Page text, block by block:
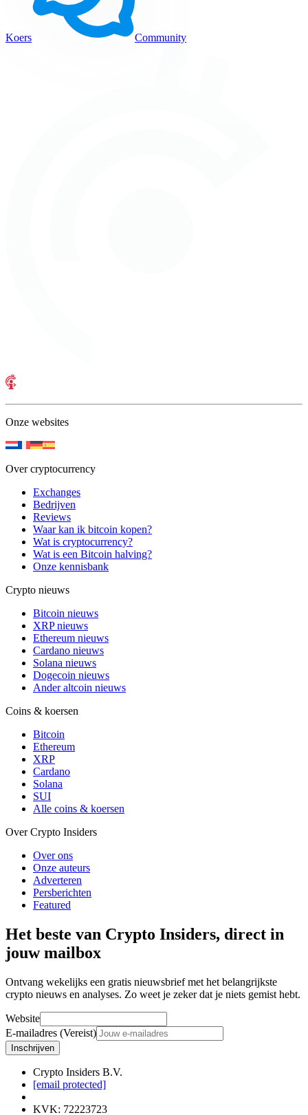
Koers Community
Onze websites
Over cryptocurrency
Exchanges
Bedrijven
Reviews
Waar kan ik bitcoin kopen?
Wat is cryptocurrency?
Wat is een Bitcoin halving?
Onze kennisbank
Crypto nieuws
Bitcoin nieuws
XRP nieuws
Ethereum nieuws
Cardano nieuws
Solana nieuws
Dogecoin nieuws
Ander altcoin nieuws
Coins & koersen
Bitcoin
Ethereum
XRP
Cardano
Solana
SUI
Alle coins & koersen
Over Crypto Insiders
Over ons
Onze auteurs
Adverteren
Persberichten
Featured
Het beste van Crypto Insiders, direct in
jouw mailbox
Ontvang wekelijks een gratis nieuwsbrief met het belangrijkste
crypto nieuws en analyses. Zo weet je zeker dat je niets gemist hebt.
Website
E-mailadres (Vereist)
Inschrijven
Crypto Insiders B.V.
[email protected]
KVK: 72223723